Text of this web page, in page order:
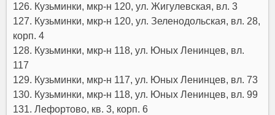
126. Кузьминки, мкр-н 120, ул. Жигулевская, вл. 3
127. Кузьминки, мкр-н 120, ул. Зеленодольская, вл. 28,
корп. 4
128. Кузьминки, мкр-н 118, ул. Юных Ленинцев, вл.
117
129. Кузьминки, мкр-н 117, ул. Юных Ленинцев, вл. 73
130. Кузьминки, мкр-н 118, ул. Юных Ленинцев, вл. 99
131. Лефортово, кв. 3, корп. 6